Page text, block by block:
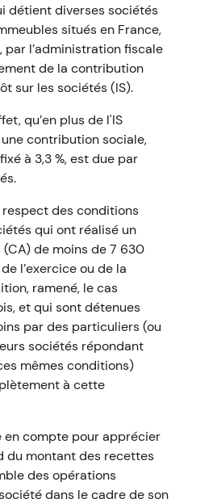
détient diverses sociétés
situés en France,
par l’administration fiscale
de la contribution
sur les sociétés (IS).
qu’en plus de l'IS
contribution sociale,
à 3,3 %, est due par
respect des conditions
qui ont réalisé un
(CA) de moins de 7 630
l’exercice ou de la
ramené, le cas
et qui sont détenues
par des particuliers (ou
sociétés répondant
mêmes conditions)
à cette
en compte pour apprécier
du montant des recettes
des opérations
dans le cadre de son